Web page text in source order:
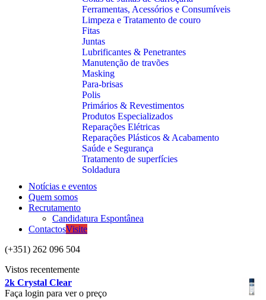
Ferramentas, Acessórios e Consumíveis
Limpeza e Tratamento de couro
Fitas
Juntas
Lubrificantes & Penetrantes
Manutenção de travões
Masking
Para-brisas
Polis
Primários & Revestimentos
Produtos Especializados
Reparações Elétricas
Reparações Plásticos & Acabamento
Saúde e Segurança
Tratamento de superfícies
Soldadura
Notícias e eventos
Quem somos
Recrutamento
Candidatura Espontânea
ContactosVisite
(+351) 262 096 504
Vistos recentemente
2k Crystal Clear
Faça login para ver o preço